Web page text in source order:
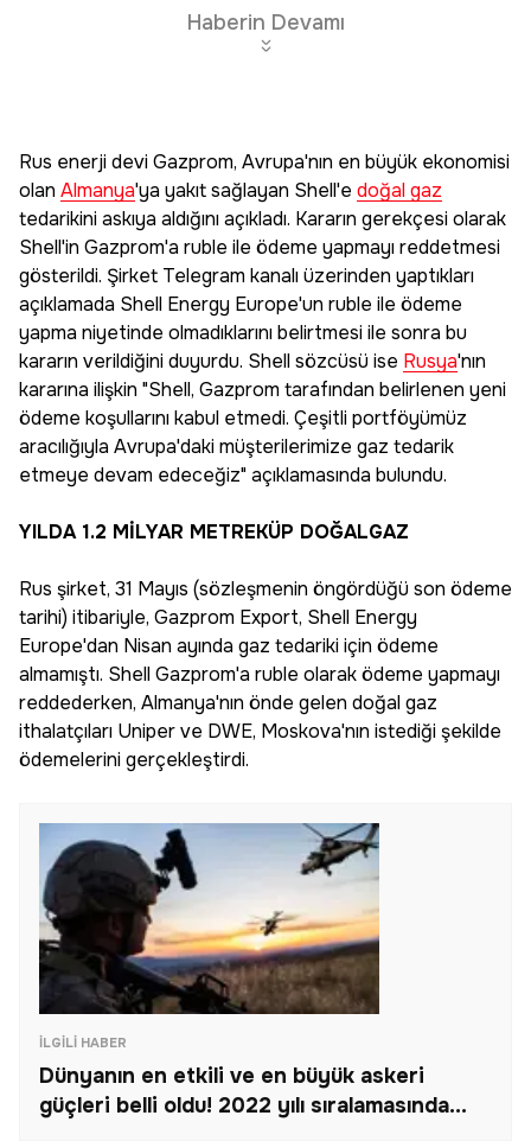
Haberin Devamı
Rus enerji devi Gazprom, Avrupa'nın en büyük ekonomisi
olan Almanya'ya yakıt sağlayan Shell'e doğal gaz
tedarikini askıya aldığını açıkladı. Kararın gerekçesi olarak
Shell'in Gazprom'a ruble ile ödeme yapmayı reddetmesi
gösterildi. Şirket Telegram kanalı üzerinden yaptıkları
açıklamada Shell Energy Europe'un ruble ile ödeme
yapma niyetinde olmadıklarını belirtmesi ile sonra bu
kararın verildiğini duyurdu. Shell sözcüsü ise Rusya'nın
kararına ilişkin "Shell, Gazprom tarafından belirlenen yeni
ödeme koşullarını kabul etmedi. Çeşitli portföyümüz
aracılığıyla Avrupa'daki müşterilerimize gaz tedarik
etmeye devam edeceğiz" açıklamasında bulundu.
YILDA 1.2 MİLYAR METREKÜP DOĞALGAZ
Rus şirket, 31 Mayıs (sözleşmenin öngördüğü son ödeme
tarihi) itibariyle, Gazprom Export, Shell Energy
Europe'dan Nisan ayında gaz tedariki için ödeme
almamıştı. Shell Gazprom'a ruble olarak ödeme yapmayı
reddederken, Almanya'nın önde gelen doğal gaz
ithalatçıları Uniper ve DWE, Moskova'nın istediği şekilde
ödemelerini gerçekleştirdi.
İLGILI HABER
Dünyanın en etkili ve en büyük askeri
güçleri belli oldu! 2022 yılı sıralamasında